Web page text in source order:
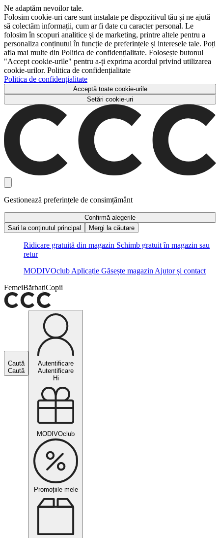
Ne adaptăm nevoilor tale.
Folosim cookie-uri care sunt instalate pe dispozitivul tău și ne ajută
să colectăm informații, cum ar fi date cu caracter personal. Le
folosim în scopuri analitice și de marketing, printre altele pentru a
personaliza conținutul în funcție de preferințele și interesele tale. Poți
afla mai multe din Politica de confidențialitate. Folosește butonul
"Accept cookie-urile" pentru a-ți exprima acordul privind utilizarea
cookie-urilor. Politica de confidențialitate
Politica de confidențialitate
Acceptă toate cookie-urile
Setări cookie-uri
Gestionează preferințele de consimțământ
Confirmă alegerile
Sari la conținutul principal
Mergi la căutare
Ridicare gratuită din magazin Schimb gratuit în magazin sau
retur
MODIVOclub Aplicație Găsește magazin Ajutor și contact
FemeiBărbațiCopii
Caută
Caută
Autentificare
Autentificare
Hi
MODIVOclub
Promoțiile mele